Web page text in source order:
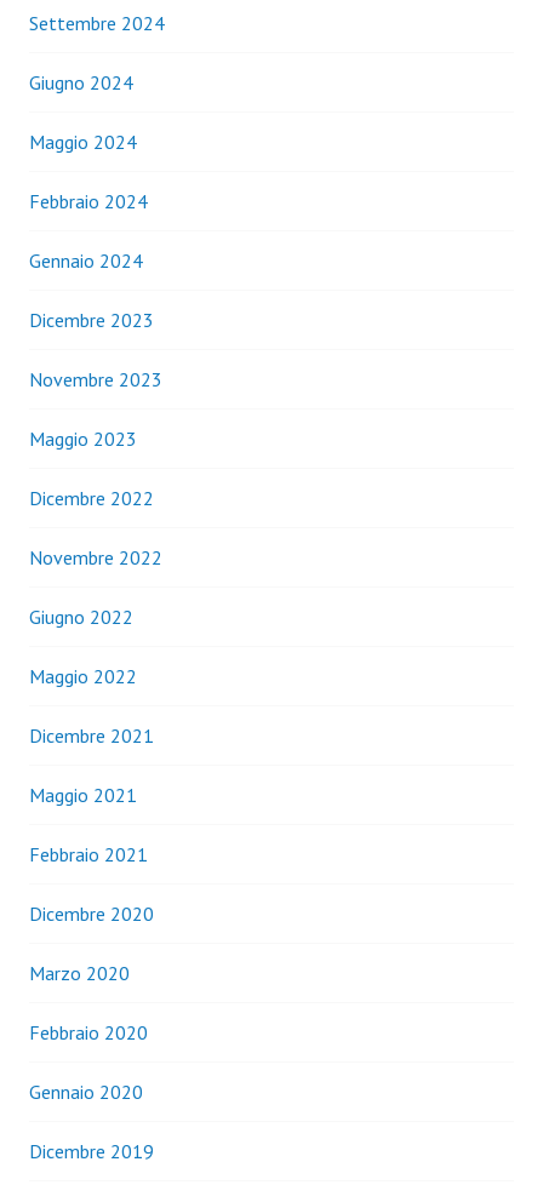
Settembre 2024
Giugno 2024
Maggio 2024
Febbraio 2024
Gennaio 2024
Dicembre 2023
Novembre 2023
Maggio 2023
Dicembre 2022
Novembre 2022
Giugno 2022
Maggio 2022
Dicembre 2021
Maggio 2021
Febbraio 2021
Dicembre 2020
Marzo 2020
Febbraio 2020
Gennaio 2020
Dicembre 2019